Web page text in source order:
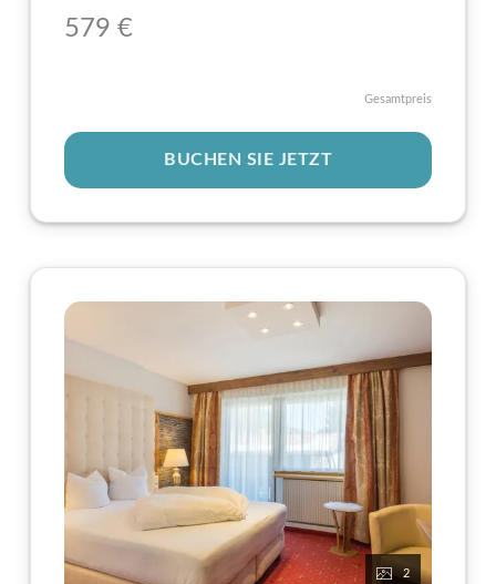
579 €
Gesamtpreis
BUCHEN SIE JETZT
2